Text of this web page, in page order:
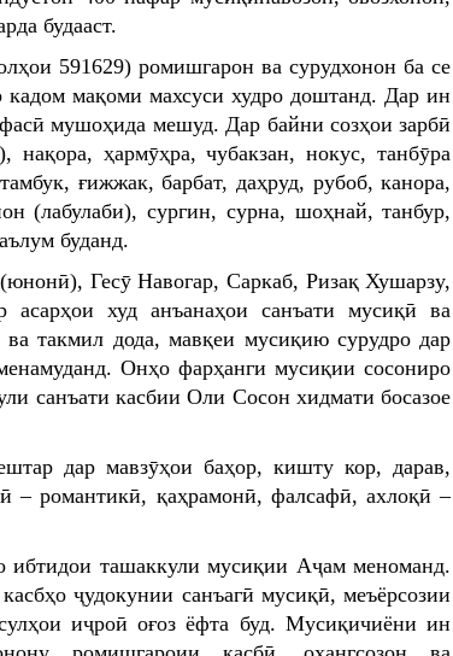
будааст.
591­629) ромишгарон ва сурудхонон ба се
кадом мақоми махсуси худро доштанд. Дар ин
мушоҳида мешуд. Дар байни созҳои зарбӣ
ҳармӯҳра, чубакзан, нокус, танбӯра
ғижжак, барбат, даҳруд, рубоб, канора,
(лабулаби), сургин, сурна, шоҳнай, тан­бур,
буданд.
Гесӯ Навогар, Саркаб, Ризақ Хушарзy,
худ анъанаҳои санъати мусиқӣ ва
такмил дода, мавқеи мусиқию сурудро дар
Онҳо фарҳанги мусиқии сосониро
санъати касбии Оли Сосон хидмати босазое
дар мавзӯҳои баҳор, кишту кор, дарав,
– романтикӣ, қаҳрамонӣ, фалсафӣ, ахлоқӣ –
ташаккули мусиқии Аҷам меноманд.
ҷудокунии санъагӣ мусиқӣ, меъёрсозии
иҷроӣ оғоз ёфта буд. Мусиқичиёни ин